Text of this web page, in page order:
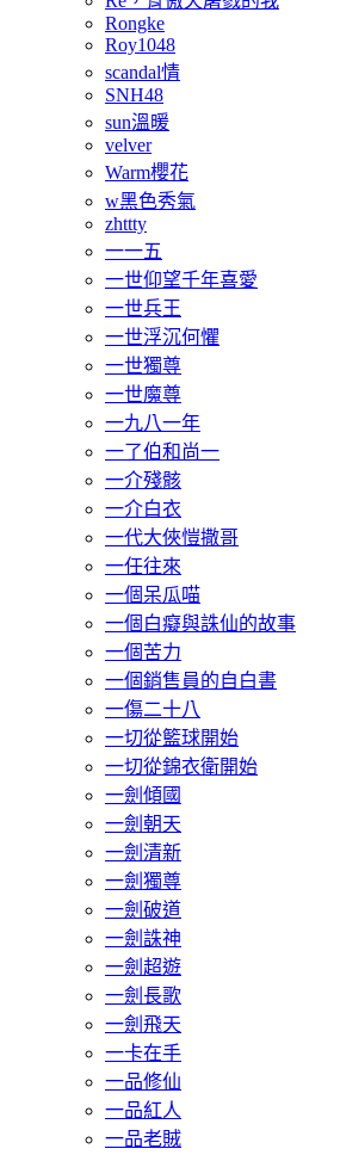
Rongke
Roy1048
scandal情
SNH48
sun溫暖
velver
Warm櫻花
w黑色秀氣
zhttty
一一五
一世仰望千年喜愛
一世兵王
一世浮沉何懼
一世獨尊
一世魔尊
一九八一年
一了伯和尚一
一介殘骸
一介白衣
一代大俠愷撒哥
一任往來
一個呆瓜喵
一個白癡與誅仙的故事
一個苦力
一個銷售員的自白書
一傷二十八
一切從籃球開始
一切從錦衣衛開始
一劍傾國
一劍朝天
一劍清新
一劍獨尊
一劍破道
一劍誅神
一劍超遊
一劍長歌
一劍飛天
一卡在手
一品修仙
一品紅人
一品老賊